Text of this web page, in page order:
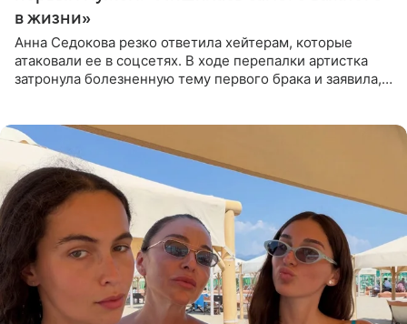
в жизни»
Анна Седокова резко ответила хейтерам, которые
атаковали ее в соцсетях. В ходе перепалки артистка
затронула болезненную тему первого брака и заявила,